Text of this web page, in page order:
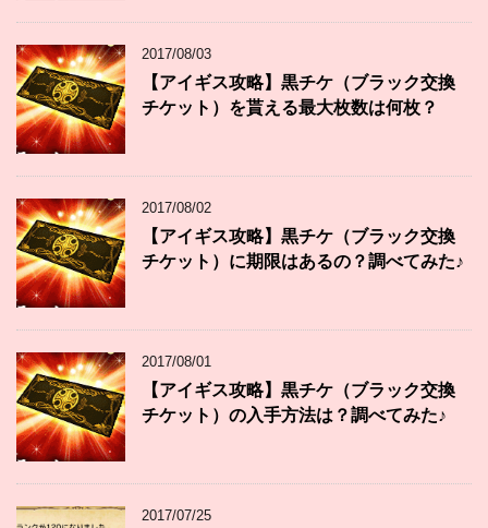
2017/08/03
【アイギス攻略】黒チケ（ブラック交換
チケット）を貰える最大枚数は何枚？
2017/08/02
【アイギス攻略】黒チケ（ブラック交換
チケット）に期限はあるの？調べてみた♪
2017/08/01
【アイギス攻略】黒チケ（ブラック交換
チケット）の入手方法は？調べてみた♪
2017/07/25